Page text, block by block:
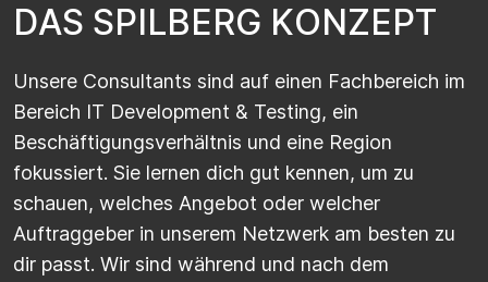
DAS SPILBERG KONZEPT
Unsere Consultants sind auf einen Fachbereich im
Bereich IT Development & Testing, ein
Beschäftigungsverhältnis und eine Region
fokussiert. Sie lernen dich gut kennen, um zu
schauen, welches Angebot oder welcher
Auftraggeber in unserem Netzwerk am besten zu
dir passt. Wir sind während und nach dem